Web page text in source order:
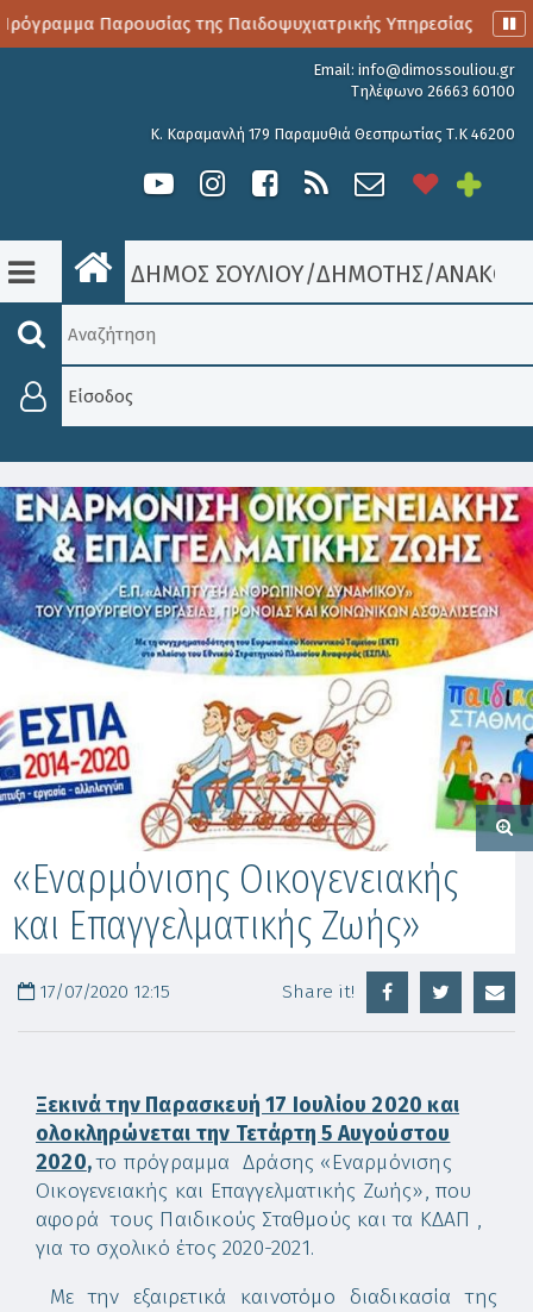
Παρουσίας της Παιδοψυχιατρικής Υπηρεσίας
Email: info@dimossouliou.gr
Τηλέφωνο 26663 60100
Κ. Καραμανλή 179 Παραμυθιά Θεσπρωτίας Τ.Κ 46200
ΔΗΜΟΣ ΣΟΥΛΙΟΥ/ΔΗΜΟΤΗΣ/
Είσοδος
«Εναρμόνισης Οικογενειακής
και Επαγγελματικής Ζωής»
17/07/2020 12:15 Share it!
Ξεκινά την Παρασκευή 17 Ιουλίου 2020 και
ολοκληρώνεται την Τετάρτη 5 Αυγούστου
2020,το πρόγραμμα Δράσης «Εναρμόνισης
Οικογενειακής και Επαγγελματικής Ζωής», που
αφορά τους Παιδικούς Σταθμούς και τα ΚΔΑΠ ,
για το σχολικό έτος 2020-2021.
Με την εξαιρετικά καινοτόμο διαδικασία της